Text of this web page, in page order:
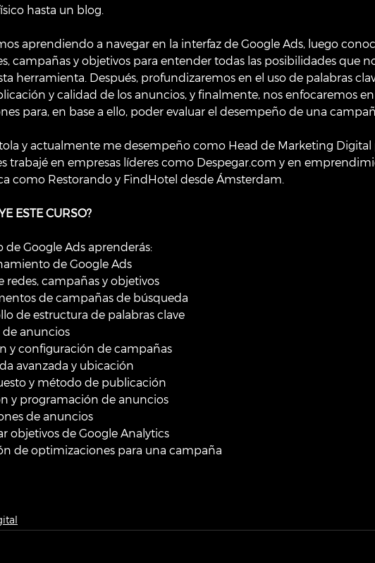
hasta un blog.
aprendiendo a navegar en la interfaz de Google Ads, luego
campañas y objetivos para entender todas las posibilidades que
herramienta. Después, profundizaremos en el uso de palabras
y calidad de los anuncios, y finalmente, nos enfocaremos
para, en base a ello, poder evaluar el desempeño de una
y actualmente me desempeño como Head de Marketing Digital
trabajé en empresas líderes como Despegar.com y en
como Restorando y FindHotel desde Ámsterdam.
ESTE CURSO?
de Google Ads aprenderás:
de Google Ads
redes, campañas y objetivos
de campañas de búsqueda
de estructura de palabras clave
de anuncios
y configuración de campañas
avanzada y ubicación
y método de publicación
y programación de anuncios
de anuncios
objetivos de Google Analytics
de optimizaciones para una campaña